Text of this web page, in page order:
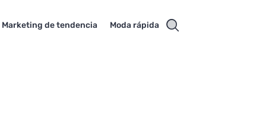
Marketing de tendencia Moda rápida